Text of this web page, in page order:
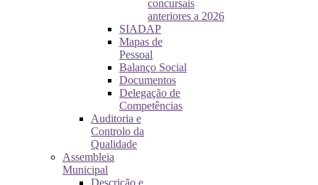
concursais
anteriores a 2026
SIADAP
Mapas de
Pessoal
Balanço Social
Documentos
Delegação de
Competências
Auditoria e
Controlo da
Qualidade
Assembleia
Municipal
Descrição e